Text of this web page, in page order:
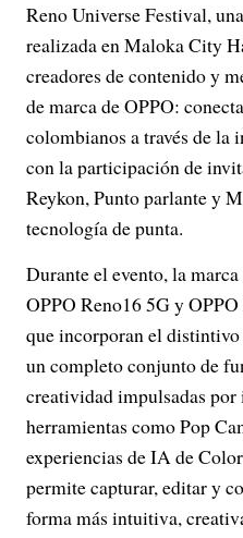
Reno Universe Festival,
realizada en Maloka City
creadores de contenido y
de marca de OPPO:
colombianos a través de
con la participación de
Reykon, Punto parlante y
tecnología de punta.
Durante el evento, la
OPPO Reno16 5G y
que incorporan el
un completo conjunto de
creatividad impulsadas
herramientas como Pop
experiencias de IA de
permite capturar, editar y
forma más intuitiva,